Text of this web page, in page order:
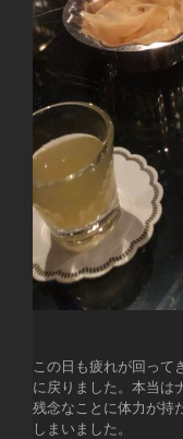
この日も疲れが回って
に戻りました。本当は
残念なことに体力が持
しまいました。